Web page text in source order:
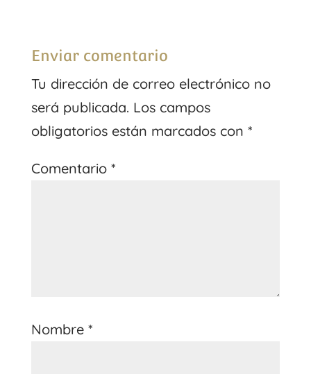
Enviar comentario
Tu dirección de correo electrónico no
será publicada. Los campos
obligatorios están marcados con *
Comentario *
Nombre *